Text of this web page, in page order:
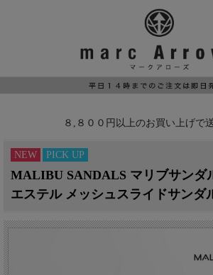
８,８００円以上のお買い上げで
NEW PICK UP
MALIBU SANDALS マリブサンダ
エステル メッシュスライドサンダ